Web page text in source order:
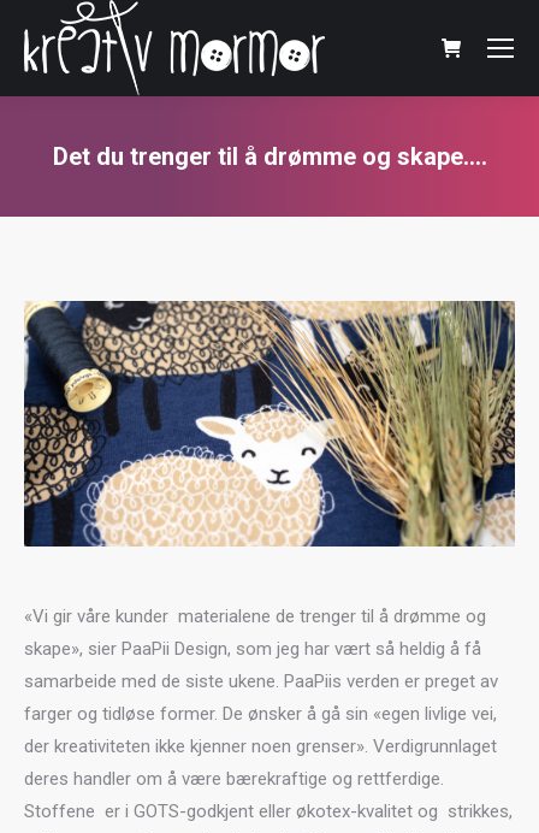
Det du trenger til å drømme og skape….
«Vi gir våre kunder materialene de trenger til å drømme og
skape», sier PaaPii Design, som jeg har vært så heldig å få
samarbeide med de siste ukene. PaaPiis verden er preget av
farger og tidløse former. De ønsker å gå sin «egen livlige vei,
der kreativiteten ikke kjenner noen grenser». Verdigrunnlaget
deres handler om å være bærekraftige og rettferdige.
Stoffene er i GOTS-godkjent eller økotex-kvalitet og strikkes,